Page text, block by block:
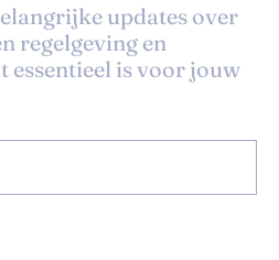
updates over
regelgeving en
essentieel is voor jouw